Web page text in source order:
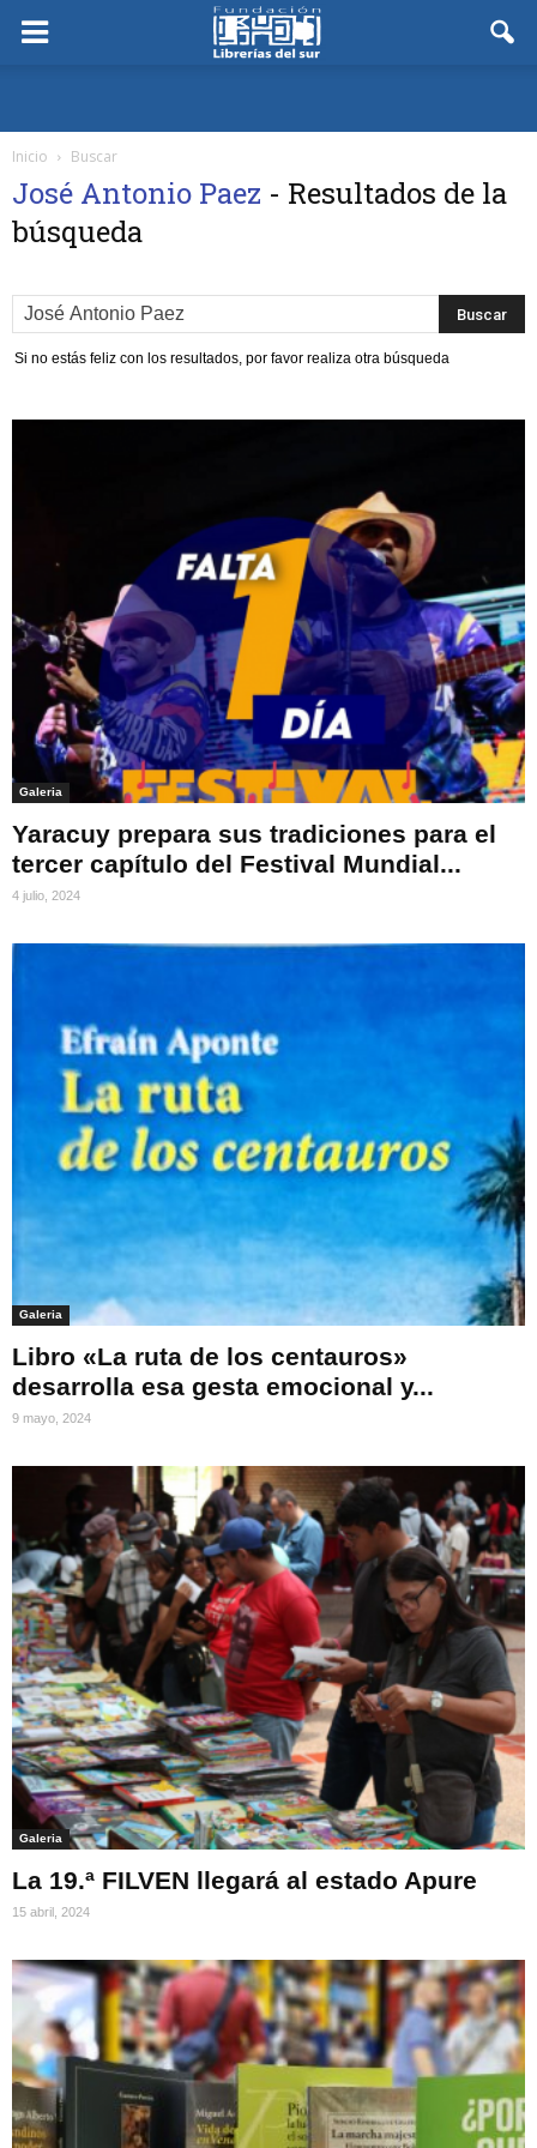
Inicio Buscar
José Antonio Paez - Resultados de la
búsqueda
Si no estás feliz con los resultados, por favor realiza otra búsqueda
Galeria
Yaracuy prepara sus tradiciones para el
tercer capítulo del Festival Mundial...
4 julio, 2024
Galeria
Libro «La ruta de los centauros»
desarrolla esa gesta emocional y...
9 mayo, 2024
Galeria
La 19.ª FILVEN llegará al estado Apure
15 abril, 2024